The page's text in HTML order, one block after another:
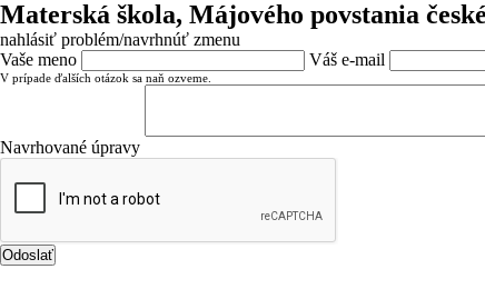
Materská škola, Májového povstania
nahlásiť problém/navrhnúť zmenu
Vaše meno
Váš e-mail
V prípade ďalších otázok sa naň ozveme.
Navrhované úpravy
Odoslať